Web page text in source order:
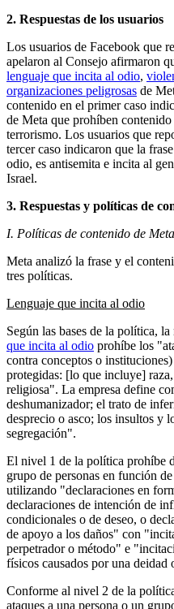
2. Respuestas de los usuarios
Los usuarios de Facebook que
apelaron al Consejo afirmaron
lenguaje que incita al odio,
organizaciones peligrosas de
contenido en el primer caso
de Meta que prohíben
terrorismo. Los usuarios que
tercer caso indicaron que la
odio, es antisemita e incita al
Israel.
3. Respuestas y políticas de
I. Políticas de contenido de Meta
Meta analizó la frase y el
tres políticas.
Lenguaje que incita al odio
Según las bases de la política,
que incita al odio prohíbe los
contra conceptos o
protegidas: [lo que incluye]
religiosa". La empresa define
deshumanizador; el trato de
desprecio o asco; los insultos y
segregación".
El nivel 1 de la política prohíbe
grupo de personas en función
utilizando "declaraciones en
declaraciones de intención de
condicionales o de deseo, o
de apoyo a los daños" con
perpetrador o método" e
físicos causados por una deidad
Conforme al nivel 2 de la
ataques a una persona o un